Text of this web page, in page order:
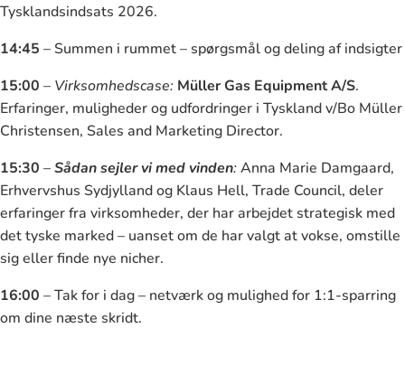
Tysklandsindsats 2026.
14:45 – Summen i rummet – spørgsmål og deling af indsigter
15:00 – Virksomhedscase: Müller Gas Equipment A/S.
Erfaringer, muligheder og udfordringer i Tyskland v/Bo Müller
Christensen, Sales and Marketing Director.
15:30 –Sådan sejler vi med vinden:Anna Marie Damgaard,
Erhvervshus Sydjylland og Klaus Hell, Trade Council, deler
erfaringer fra virksomheder, der har arbejdet strategisk med
det tyske marked – uanset om de har valgt at vokse, omstille
sig eller finde nye nicher.
16:00 – Tak for i dag – netværk og mulighed for 1:1-sparring
om dine næste skridt.